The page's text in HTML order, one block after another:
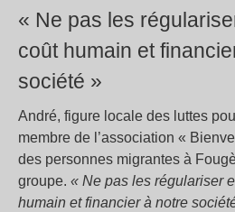
« Ne pas les
coût humain et
société »
André, figure locale des luttes
membre de l’association «
des personnes migrantes à
groupe. « Ne pas les régulariser
humain et financier à notre